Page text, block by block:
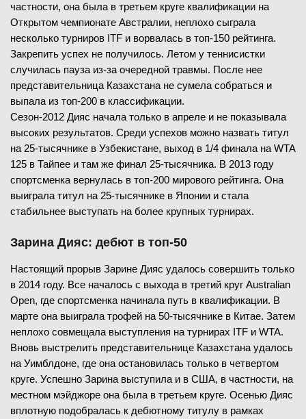
частности, она была в третьем круге квалификации на
Открытом чемпионате Австралии, неплохо сыграла
несколько турниров ITF и ворвалась в топ-150 рейтинга.
Закрепить успех не получилось. Летом у теннисистки
случилась пауза из-за очередной травмы. После нее
представительница Казахстана не сумела собраться и
выпала из топ-200 в классификации.
Сезон-2012 Дияс начала только в апреле и не показывала
высоких результатов. Среди успехов можно назвать титул
на 25-тысячнике в Узбекистане, выход в 1/4 финала на WTA
125 в Тайпее и там же финал 25-тысячника. В 2013 году
спортсменка вернулась в топ-200 мирового рейтинга. Она
выиграла титул на 25-тысячнике в Японии и стала
стабильнее выступать на более крупных турнирах.
Зарина Дияс: дебют в топ-50
Настоящий прорыв Зарине Дияс удалось совершить только
в 2014 году. Все началось с выхода в третий круг Australian
Open, где спортсменка начинала путь в квалификации. В
марте она выиграла трофей на 50-тысячнике в Китае. Затем
неплохо совмещала выступления на турнирах ITF и WTA.
Вновь выстрелить представительнице Казахстана удалось
на Уимблдоне, где она остановилась только в четвертом
круге. Успешно Зарина выступила и в США, в частности, на
местном мэйджоре она была в третьем круге. Осенью Дияс
вплотную подобралась к дебютному титулу в рамках